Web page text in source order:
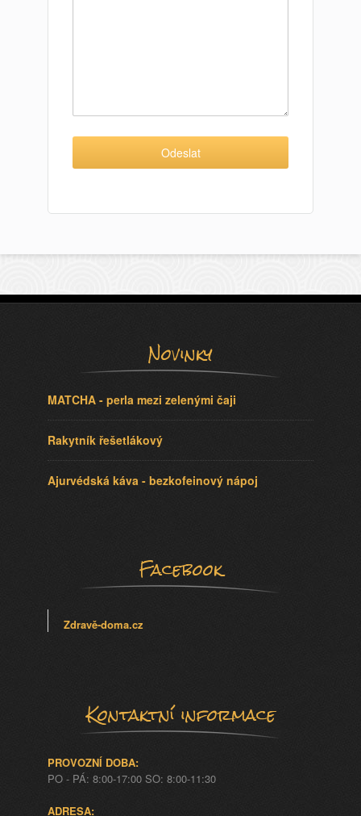
Novinky
MATCHA - perla mezi zelenými čaji
Rakytník řešetlákový
Ajurvédská káva - bezkofeinový nápoj
Facebook
Zdravě-doma.cz
Kontaktní informace
PROVOZNÍ DOBA:
PO - PÁ: 8:00-17:00 SO: 8:00-11:30
ADRESA: